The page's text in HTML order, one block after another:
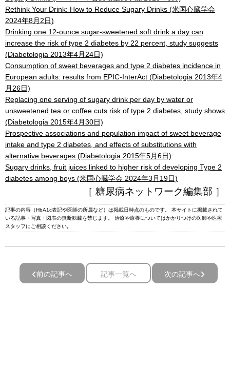
Rethink Your Drink: How to Reduce Sugary Drinks (米国心臓学会
2024年8月2日)
Drinking one 12-ounce sugar-sweetened soft drink a day can
increase the risk of type 2 diabetes by 22 percent, study suggests
(Diabetologia 2013年4月24日)
Consumption of sweet beverages and type 2 diabetes incidence in
European adults: results from EPIC-InterAct (Diabetologia 2013年4
月26日)
Replacing one serving of sugary drink per day by water or
unsweetened tea or coffee cuts risk of type 2 diabetes, study shows
(Diabetologia 2015年4月30日)
Prospective associations and population impact of sweet beverage
intake and type 2 diabetes, and effects of substitutions with
alternative beverages (Diabetologia 2015年5月6日)
Sugary drinks, fruit juices linked to higher risk of developing Type 2
diabetes among boys (米国心臓学会 2024年3月19日)
［ 糖尿病ネットワーク編集部 ］
記事の内容（HbA1c表記や医師の所属など）は掲載日時点のものです。 本サイトに掲載されて
いる記事・写真・図表の無断転載を禁じます。 治療や療養についてはかかりつけの医師や医療
スタッフにご相談ください｡
前の記事へ 記事一覧へ 次の記事へ